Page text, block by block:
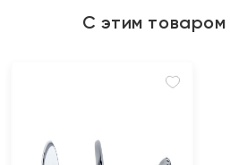
С этим